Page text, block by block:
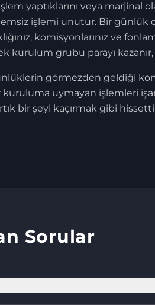
yaptıklarını veya
işlemi unutur. Bir günlük
komisyonlarınız ve
kurulum grubu parayı
görmezden geldiği
uymayan işlemleri
bir şeyi kaçırmak gibi
Sorular